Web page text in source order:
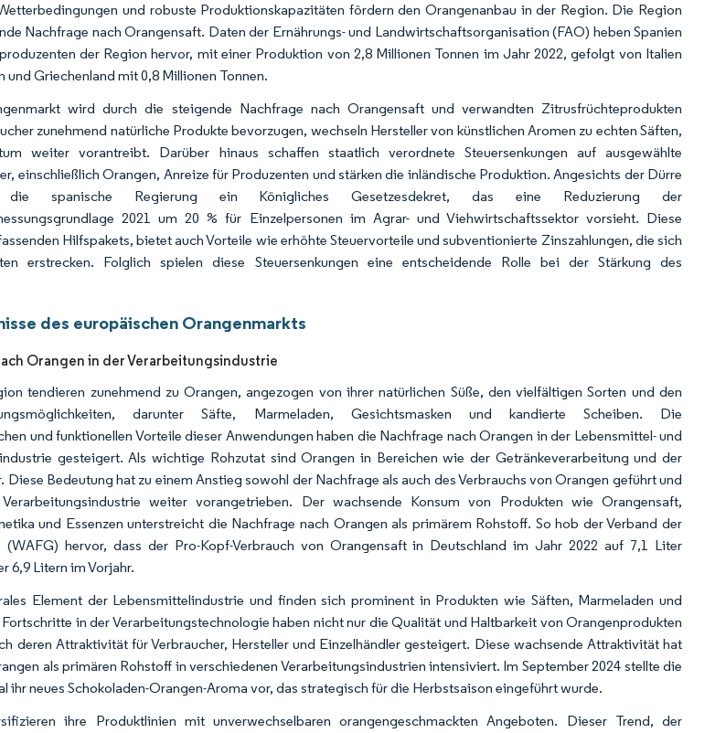
und robuste Produktionskapazitäten fördern den Orangenanbau in der Region. Die Region
Nachfrage nach Orangensaft. Daten der Ernährungs- und Landwirtschaftsorganisation (FAO) heben Spanien
der Region hervor, mit einer Produktion von 2,8 Millionen Tonnen im Jahr 2022, gefolgt von Italien
und Griechenland mit 0,8 Millionen Tonnen.
wird durch die steigende Nachfrage nach Orangensaft und verwandten Zitrusfrüchteprodukten
zunehmend natürliche Produkte bevorzugen, wechseln Hersteller von künstlichen Aromen zu echten Säften,
weiter vorantreibt. Darüber hinaus schaffen staatlich verordnete Steuersenkungen auf ausgewählte
einschließlich Orangen, Anreize für Produzenten und stärken die inländische Produktion. Angesichts der Dürre
spanische Regierung ein Königliches Gesetzesdekret, das eine Reduzierung der
2021 um 20 % für Einzelpersonen im Agrar- und Viehwirtschaftssektor vorsieht. Diese
Hilfspakets, bietet auch Vorteile wie erhöhte Steuervorteile und subventionierte Zinszahlungen, die sich
erstrecken. Folglich spielen diese Steuersenkungen eine entscheidende Rolle bei der Stärkung des
des europäischen Orangenmarkts
Orangen in der Verarbeitungsindustrie
tendieren zunehmend zu Orangen, angezogen von ihrer natürlichen Süße, den vielfältigen Sorten und den
darunter Säfte, Marmeladen, Gesichtsmasken und kandierte Scheiben. Die
und funktionellen Vorteile dieser Anwendungen haben die Nachfrage nach Orangen in der Lebensmittel- und
gesteigert. Als wichtige Rohzutat sind Orangen in Bereichen wie der Getränkeverarbeitung und der
Diese Bedeutung hat zu einem Anstieg sowohl der Nachfrage als auch des Verbrauchs von Orangen geführt und
weiter vorangetrieben. Der wachsende Konsum von Produkten wie Orangensaft,
und Essenzen unterstreicht die Nachfrage nach Orangen als primärem Rohstoff. So hob der Verband der
(WAFG) hervor, dass der Pro-Kopf-Verbrauch von Orangensaft in Deutschland im Jahr 2022 auf 7,1 Liter
6,9 Litern im Vorjahr.
Element der Lebensmittelindustrie und finden sich prominent in Produkten wie Säften, Marmeladen und
in der Verarbeitungstechnologie haben nicht nur die Qualität und Haltbarkeit von Orangenprodukten
deren Attraktivität für Verbraucher, Hersteller und Einzelhändler gesteigert. Diese wachsende Attraktivität hat
als primären Rohstoff in verschiedenen Verarbeitungsindustrien intensiviert. Im September 2024 stellte die
ihr neues Schokoladen-Orangen-Aroma vor, das strategisch für die Herbstsaison eingeführt wurde.
ihre Produktlinien mit unverwechselbaren orangengeschmackten Angeboten. Dieser Trend, der